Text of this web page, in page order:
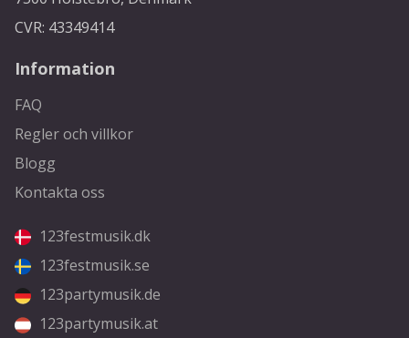
CVR: 43349414
Information
FAQ
Regler och villkor
Blogg
Kontakta oss
123festmusik.dk
123festmusik.se
123partymusik.de
123partymusik.at